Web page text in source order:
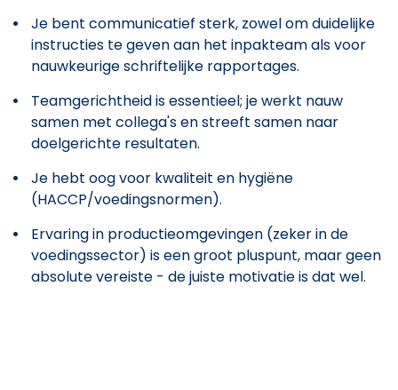
Je bent communicatief sterk, zowel om duidelijke
instructies te geven aan het inpakteam als voor
nauwkeurige schriftelijke rapportages.
Teamgerichtheid is essentieel; je werkt nauw
samen met collega's en streeft samen naar
doelgerichte resultaten.
Je hebt oog voor kwaliteit en hygiëne
(HACCP/voedingsnormen).
Ervaring in productieomgevingen (zeker in de
voedingssector) is een groot pluspunt, maar geen
absolute vereiste - de juiste motivatie is dat wel.